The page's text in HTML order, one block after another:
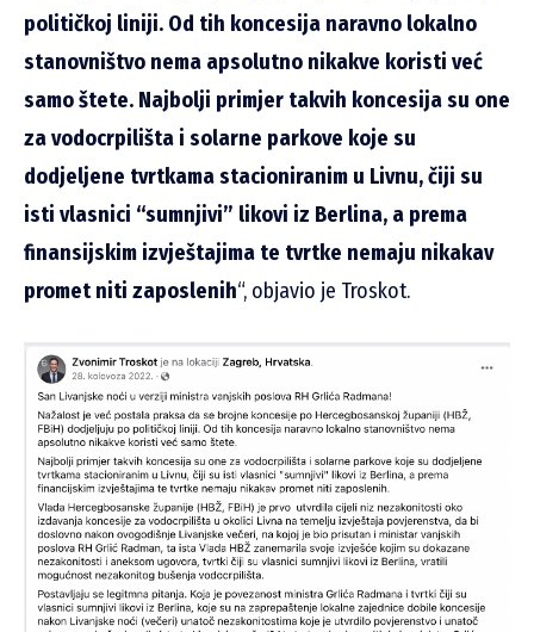
političkoj liniji. Od tih koncesija naravno lokalno
stanovništvo nema apsolutno nikakve koristi već
samo štete. Najbolji primjer takvih koncesija su one
za vodocrpilišta i solarne parkove koje su
dodjeljene tvrtkama stacioniranim u Livnu, čiji su
isti vlasnici “sumnjivi” likovi iz Berlina, a prema
finansijskim izvještajima te tvrtke nemaju nikakav
promet niti zaposlenih“, objavio je Troskot.